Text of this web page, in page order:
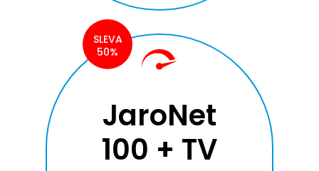
SLEVA
50%
JaroNet
100 + TV